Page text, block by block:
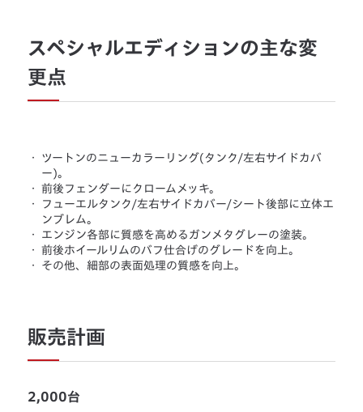
スペシャルエディションの主な変
更点
・
ツートンのニューカラーリング(タンク/左右サイドカバ
ー)。
・
前後フェンダーにクロームメッキ。
・
フューエルタンク/左右サイドカバー/シート後部に立体エ
ンブレム。
・
エンジン各部に質感を高めるガンメタグレーの塗装。
・
前後ホイールリムのバフ仕合げのグレードを向上。
・
その他、細部の表面処理の質感を向上。
販売計画
2,000台